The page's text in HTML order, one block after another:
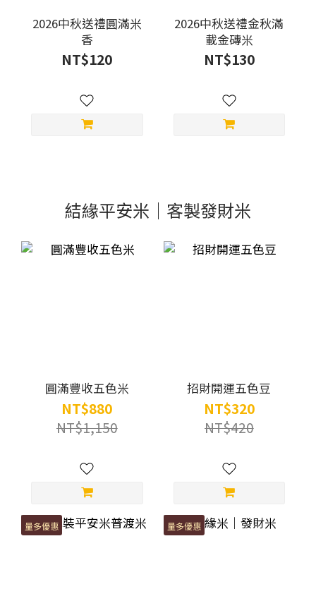
2026中秋送禮圓滿米
香
NT$120
2026中秋送禮金秋滿
載金磚米
NT$130
結緣平安米｜客製發財米
圓滿豐收五色米
NT$880
NT$1,150
招財開運五色豆
NT$320
NT$420
量多優惠 量多優惠